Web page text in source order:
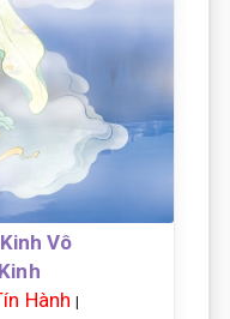
Vô
Hành |